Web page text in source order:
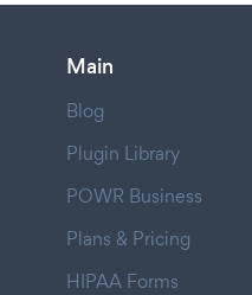
Main
Blog
Plugin Library
POWR Business
Plans & Pricing
HIPAA Forms